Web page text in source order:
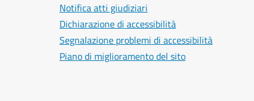
Notifica atti giudiziari
Dichiarazione di accessibilità
Segnalazione problemi di accessibilità
Piano di miglioramento del sito